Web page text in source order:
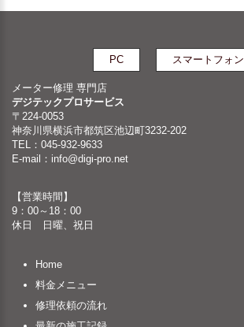
PC スマートフォン
メーター修理 専門店
デジテックプロサービス
〒224-0053
神奈川県横浜市都筑区池辺町3232-202
TEL：045-932-9633
E-mail： info@digi-pro.net
【営業時間】
9：00～18：00
休日 日曜、祝日
Home
料金メニュー
修理依頼の流れ